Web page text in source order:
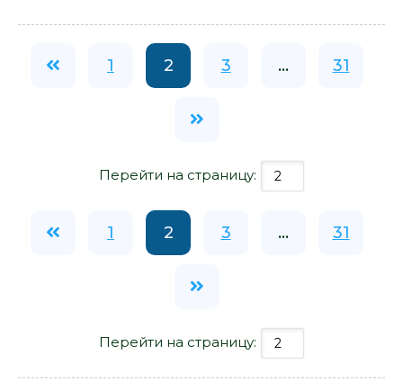
1 2 3 ... 31
Перейти на страницу:
1 2 3 ... 31
Перейти на страницу: